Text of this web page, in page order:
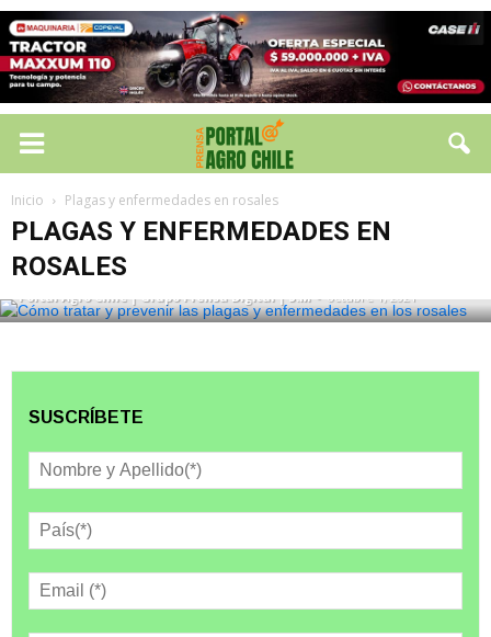
Inicio Plagas y enfermedades en rosales
PLAGAS Y ENFERMEDADES EN
ROSALES
PLAGAS Y ENFERMEDADES EN ROSALES
Cómo tratar y prevenir las plagas y
enfermedades en los rosales
Portal Agro Chile | Grupo Prensa Digital | S.M - octubre 1, 2021
SUSCRÍBETE